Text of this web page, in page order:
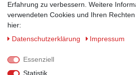
Erfahrung zu verbessern. Weitere
verwendeten Cookies und Ihren
hier:
Daten­schutz­erklärung
Impressum
Essenziell
Statistik